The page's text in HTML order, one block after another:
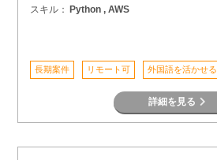
スキル： Python , AWS
長期案件 リモート可 外国語を活かせる
詳細を見る